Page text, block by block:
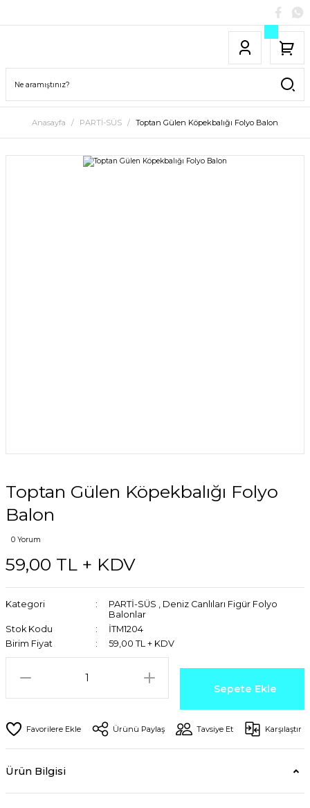
Anasayfa PARTİ-SÜS Toptan Gülen Köpekbalığı Folyo Balon
Toptan Gülen Köpekbalığı Folyo
Balon
0 Yorum
59,00 TL + KDV
Kategori PARTİ-SÜS , Deniz Canlıları Figür Folyo
Balonlar
Stok Kodu
İTM1204
Birim Fiyat
59,00 TL + KDV
Sepete Ekle
Ürünü Paylaş Tavsiye Et Karşılaştır
Ürün Bilgisi